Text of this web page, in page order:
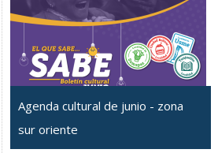
Agenda cultural de junio - zona
sur oriente